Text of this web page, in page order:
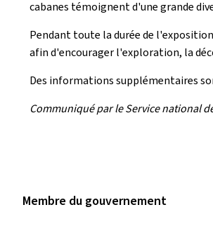
cabanes témoignent d'une grande
Pendant toute la durée de
afin d'encourager l'exploration, la
Des informations supplémentaires
Communiqué par le Service national
Membre du gouvernement